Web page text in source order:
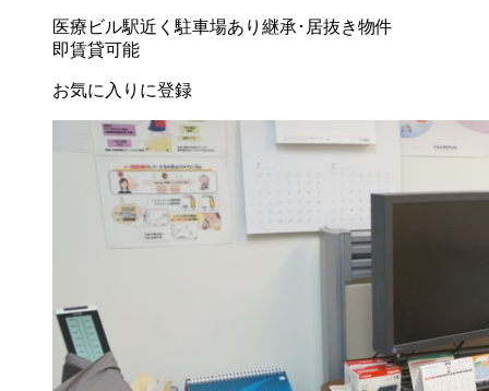
医療ビル駅近く 駐車場あり 継承･居抜き物件
即賃貸可能
お気に入りに登録